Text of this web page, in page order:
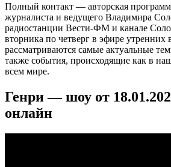
Полный контакт — авторская
журналиста и ведущего Владимира
радиостанции Вести-ФМ и канале
вторника по четверг в эфире утренних
рассматриваются самые актуальные
также события, происходящие как в
всем мире.
Генри — шоу от
онлайн